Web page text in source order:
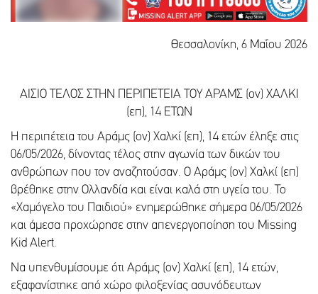
Θεσσαλονίκη, 6 Μαΐου 2026
ΑΙΣΙΟ ΤΕΛΟΣ ΣΤΗΝ ΠΕΡΙΠΕΤΕΙΑ ΤΟΥ ΑΡΑΜΣ (ον) ΧΑΛΚΙ
(επ), 14 ΕΤΩΝ
Η περιπέτεια του Αράμς (ον) Χαλκί (επ), 14 ετών έληξε στις
06/05/2026, δίνοντας τέλος στην αγωνία των δικών του
ανθρώπων που τον αναζητούσαν. Ο Αράμς (ον) Χαλκί (επ)
βρέθηκε στην Ολλανδία και είναι καλά στη υγεία του. Το
«Χαμόγελο του Παιδιού» ενημερώθηκε σήμερα 06/05/2026
και άμεσα προχώρησε στην απενεργοποίηση του Missing
Kid Alert.
Να υπενθυμίσουμε ότι Αράμς (ον) Χαλκί (επ), 14 ετών,
εξαφανίστηκε από χώρο φιλοξενίας ασυνόδευτων